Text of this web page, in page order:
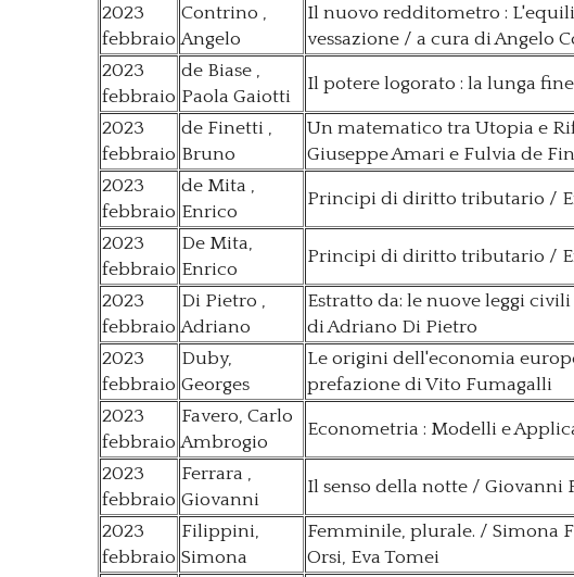
2023
febbraio
Contrino ,
Angelo
Il nuovo redditometro :
vessazione / a cura di Angelo
2023
febbraio
de Biase ,
Paola Gaiotti
Il potere logorato : la lunga
2023
febbraio
de Finetti ,
Bruno
Un matematico tra Utopia e
Giuseppe Amari e Fulvia de
2023
febbraio
de Mita ,
Enrico
Principi di diritto tributario /
2023
febbraio
De Mita,
Enrico
Principi di diritto tributario /
2023
febbraio
Di Pietro ,
Adriano
Estratto da: le nuove leggi
di Adriano Di Pietro
2023
febbraio
Duby,
Georges
Le origini dell'economia
prefazione di Vito Fumagalli
2023
febbraio
Favero, Carlo
Ambrogio
Econometria : Modelli e
2023
febbraio
Ferrara ,
Giovanni
Il senso della notte / Giovanni
2023
febbraio
Filippini,
Simona
Femminile, plurale. / Simona
Orsi, Eva Tomei